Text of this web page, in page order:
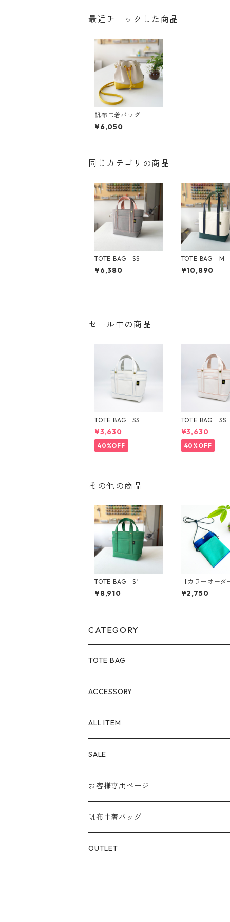
最近チェックした商品
帆布巾着バッグ
¥6,050
同じカテゴリの商品
TOTE BAG SS
¥6,380
TOTE BAG M
¥10,890
セール中の商品
TOTE BAG SS
¥3,630
40%OFF
TOTE BAG SS
¥3,630
40%OFF
その他の商品
TOTE BAG S⁺
¥8,910
【カラーオーダ
布スマホショ
¥2,750
CATEGORY
TOTE BAG
Size
SS
BOAT
Material
８号帆布
パラフィン帆布
Color
白系
赤系
ACCESSORY
POUCH
PEN CASE
KEY CHAIN
スマホショルダー
サコッシュ
ALL ITEM
SALE
お客様専用ページ
帆布巾着バッグ
Material
OUTLET